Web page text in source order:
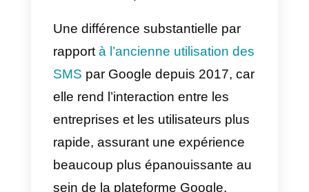
Google, pour être trouvé plus
rapidement